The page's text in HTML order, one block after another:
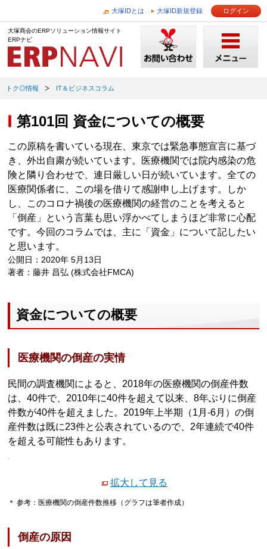
大塚IDとは 大塚ID新規登録 ログイン
大塚商会のERPソリューション情報サイト
ERPナビ
トク◎情報 IT＆ビジネスコラム
第101回 資金についての概要
この原稿を書いている現在、東京では緊急事態宣言に基づ
き、外出自粛が続いています。医療機関では院内感染の危
険と隣り合わせで、連日厳しい日が続いています。全ての
医療関係者に、この場を借りて感謝申し上げます。しか
し、このコロナ禍後の医療機関の経営のことを考えると
「倒産」という言葉も思い浮かべてしまうほど非常に心配
です。今回のコラムでは、主に「資金」について記したい
と思います。
公開日：2020年 5月13日
著者：藤井 昌弘 (株式会社FMCA)
資金についての概要
医療機関の倒産の実情
民間の調査機関によると、2018年の医療機関の倒産件数
は、40件で、2010年に40件を超えて以来、8年ぶりに倒産
件数が40件を超えました。2019年上半期（1月‐6月）の倒
産件数は既に23件と公表されているので、2年連続で40件
を超える可能性もあります。
拡大して見る
＊ 参考：医療機関の倒産件数推移（グラフは筆者作成）
倒産の原因